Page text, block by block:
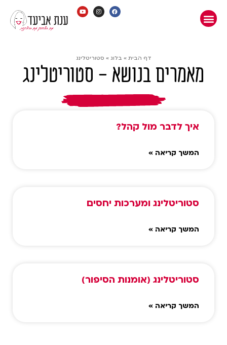
דף הבית » בלוג » סטוריטלינג
מאמרים בנושא - סטוריטלינג
איך לדבר מול קהל?
המשך קריאה »
סטוריטלינג ומערכות יחסים
המשך קריאה »
סטוריטלינג (אומנות הסיפור)
המשך קריאה »